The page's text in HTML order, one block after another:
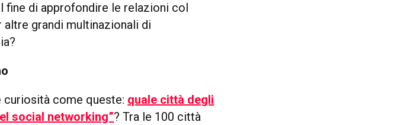
fine di approfondire le relazioni col
grandi multinazionali di
come queste: quale città degli
social networking”? Tra le 100 città